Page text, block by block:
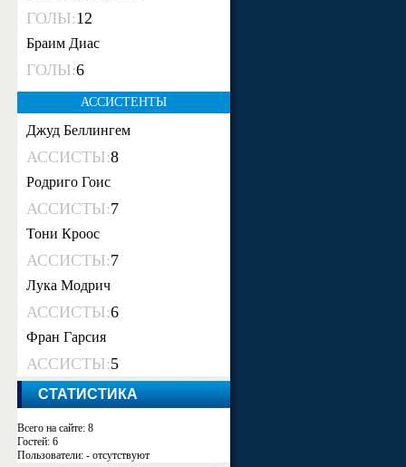
ГОЛЫ:12
Браим Диас
ГОЛЫ:6
АССИСТЕНТЫ
Джуд Беллингем
АССИСТЫ:8
Родриго Гоис
АССИСТЫ:7
Тони Кроос
АССИСТЫ:7
Лука Модрич
АССИСТЫ:6
Фран Гарсия
АССИСТЫ:5
СТАТИСТИКА
Всего на сайте: 8
Гостей: 6
Пользователи: - отсутствуют